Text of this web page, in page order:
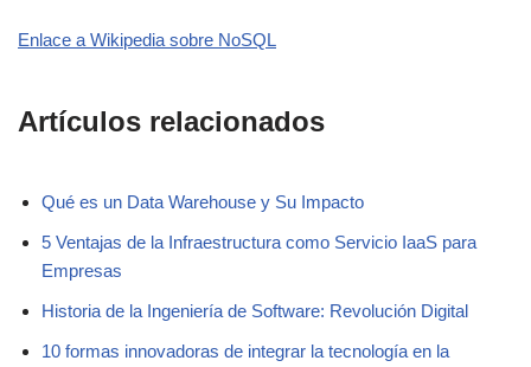
Enlace a Wikipedia sobre NoSQL
Artículos relacionados
Qué es un Data Warehouse y Su Impacto
5 Ventajas de la Infraestructura como Servicio IaaS para
Empresas
Historia de la Ingeniería de Software: Revolución Digital
10 formas innovadoras de integrar la tecnología en la